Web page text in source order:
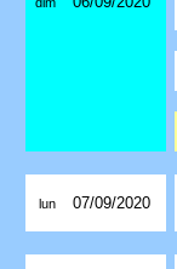
lun 07/09/2020